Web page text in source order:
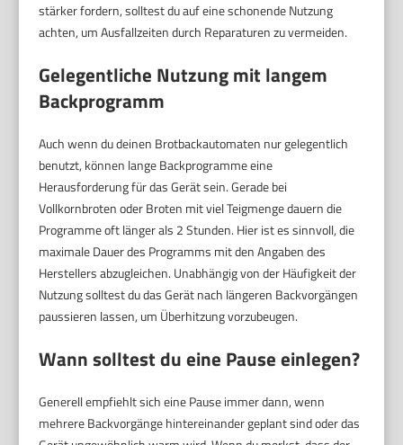
stärker fordern, solltest du auf eine schonende Nutzung
achten, um Ausfallzeiten durch Reparaturen zu vermeiden.
Gelegentliche Nutzung mit langem
Backprogramm
Auch wenn du deinen Brotbackautomaten nur gelegentlich
benutzt, können lange Backprogramme eine
Herausforderung für das Gerät sein. Gerade bei
Vollkornbroten oder Broten mit viel Teigmenge dauern die
Programme oft länger als 2 Stunden. Hier ist es sinnvoll, die
maximale Dauer des Programms mit den Angaben des
Herstellers abzugleichen. Unabhängig von der Häufigkeit der
Nutzung solltest du das Gerät nach längeren Backvorgängen
paussieren lassen, um Überhitzung vorzubeugen.
Wann solltest du eine Pause einlegen?
Generell empfiehlt sich eine Pause immer dann, wenn
mehrere Backvorgänge hintereinander geplant sind oder das